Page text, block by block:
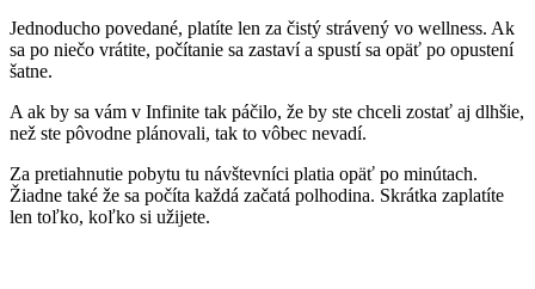
Jednoducho povedané, platíte len za čistý strávený vo wellness. Ak
sa po niečo vrátite, počítanie sa zastaví a spustí sa opäť po opustení
šatne.
A ak by sa vám v Infinite tak páčilo, že by ste chceli zostať aj dlhšie,
než ste pôvodne plánovali, tak to vôbec nevadí.
Za pretiahnutie pobytu tu návštevníci platia opäť po minútach.
Žiadne také že sa počíta každá začatá polhodina. Skrátka zaplatíte
len toľko, koľko si užijete.